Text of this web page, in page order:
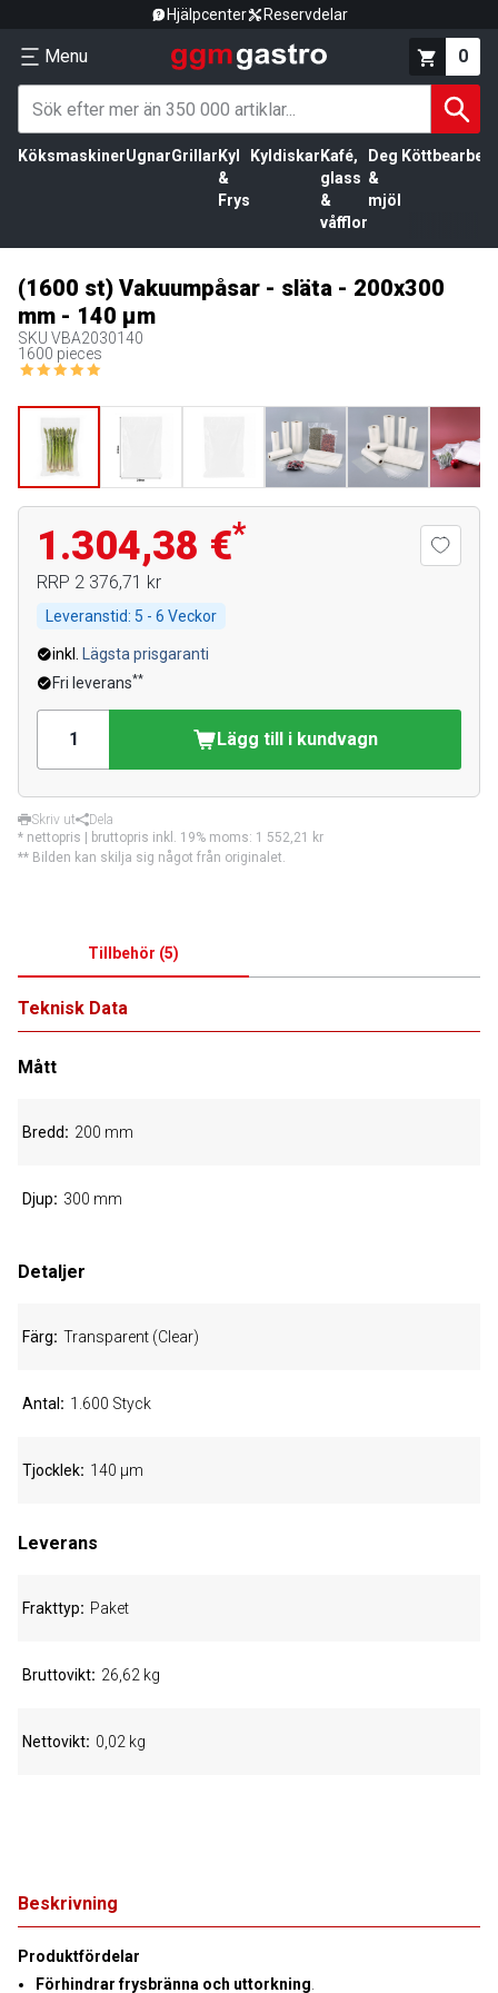
Hjälpcenter Reservdelar
Menu 0
KöksmaskinerUgnarGrillar Kyl
&
Frys
Kyldiskar Kafé,
glass
&
våfflor
Deg
&
mjöl
(1600 st) Vakuumpåsar - släta - 200x300
mm - 140 µm
SKU VBA2030140
1600 pieces
1.304,38 €*
RRP 2 376,71 kr
Leveranstid: 5 - 6 Veckor
inkl.
Lägsta prisgaranti
Fri leverans**
Lägg till i kundvagn
Skriv ut
Dela
* nettopris | bruttopris inkl. 19% moms: 1 552,21 kr
** Bilden kan skilja sig något från originalet.
Tillbehör (5)
Beskrivning
Produktfördelar
Förhindrar frysbränna och uttorkning
Teknisk Data
Mått
Bredd 200 mm
Djup 300 mm
Detaljer
Färg Transparent (Clear)
Antal 1.600 Styck
Tjocklek 140 µm
Leverans
Frakttyp Paket
Bruttovikt 26,62 kg
Nettovikt 0,02 kg